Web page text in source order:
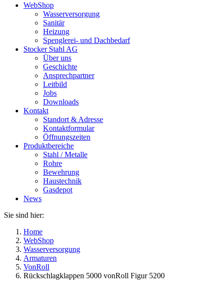
WebShop
Wasserversorgung
Sanitär
Heizung
Spenglerei- und Dachbedarf
Stocker Stahl AG
Über uns
Geschichte
Ansprechpartner
Leitbild
Jobs
Downloads
Kontakt
Standort & Adresse
Kontaktformular
Öffnungszeiten
Produktbereiche
Stahl / Metalle
Rohre
Bewehrung
Haustechnik
Gasdepot
News
Sie sind hier:
Home
WebShop
Wasserversorgung
Armaturen
VonRoll
Rückschlagklappen 5000 vonRoll Figur 5200